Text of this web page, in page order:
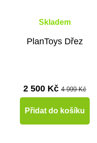
Skladem
PlanToys Dřez
2 500 Kč 4 999 Kč
Přidat do košíku